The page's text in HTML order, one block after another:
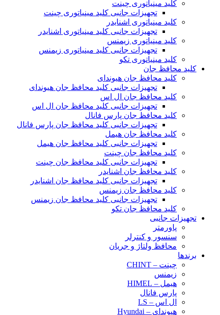
کلید مینیاتوری چینت
تجهیزات جانبی کلید مینیاتوری چینت
کلید مینیاتوری اشنایدر
تجهیزات جانبی کلید مینیاتوری اشنایدر
کلید مینیاتوری زیمنس
تجهیزات جانبی کلید مینیاتوری زیمنس
کلید مینیاتوری تکو
کلید محافظ جان
کلید محافظ جان هیوندای
تجهیزات جانبی کلید محافظ جان هیوندای
کلید محافظ جان ال اس
تجهیزات جانبی کلید محافظ جان ال اس
کلید محافظ جان پارس فانال
تجهیزات جانبی کلید محافظ جان پارس فانال
کلید محافظ جان هیمل
تجهیزات جانبی کلید محافظ جان هیمل
کلید محافظ جان چینت
تجهیزات جانبی کلید محافظ جان چینت
کلید محافظ جان اشنایدر
تجهیزات جانبی کلید محافظ جان اشنایدر
کلید محافظ جان زیمنس
تجهیزات جانبی کلید محافظ جان زیمنس
کلید محافظ جان تکو
تجهیزات جانبی
پاورمتر
سنسور و کنترلر
محافظ ولتاژ و‌ جریان
برندها
چینت – CHINT
زیمنس
هیمل – HIMEL
پارس فانال
ال اس – LS
هیوندای – Hyundai